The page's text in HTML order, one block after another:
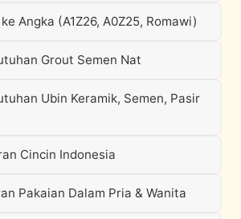
Angka (A1Z26, A0Z25, Romawi)
Grout Semen Nat
Ubin Keramik, Semen, Pasir
Cincin Indonesia
Pakaian Dalam Pria & Wanita